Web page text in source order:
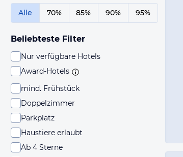
Alle 70% 85% 90% 95%
Beliebteste Filter
Nur verfügbare Hotels
Award-Hotels
mind. Frühstück
Doppelzimmer
Parkplatz
Haustiere erlaubt
Ab 4 Sterne